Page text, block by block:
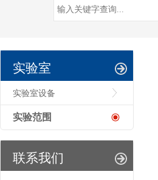
实验室
实验室设备
实验范围
联系我们